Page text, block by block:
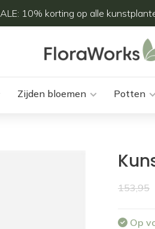
10% korting op alle
Zijden bloemen Potten
153,95
Op